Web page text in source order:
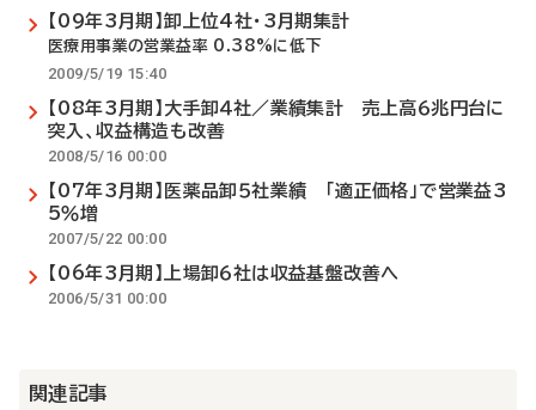
【09年3月期】卸上位4社・3月期集計
医療用事業の営業益率 0.38%に低下
2009/5/19 15:40
【08年3月期】大手卸４社／業績集計 売上高６兆円台に
突入、収益構造も改善
2008/5/16 00:00
【07年3月期】医薬品卸５社業績 「適正価格」で営業益3
5％増
2007/5/22 00:00
【06年3月期】上場卸６社は収益基盤改善へ
2006/5/31 00:00
関連記事